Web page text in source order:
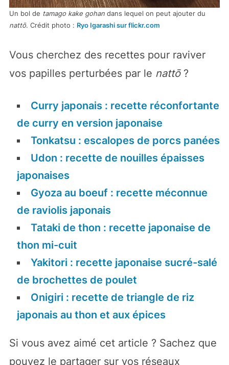
Un bol de tamago kake gohan dans lequel on peut ajouter du
nattō. Crédit photo : Ryo Igarashi sur flickr.com
Vous cherchez des recettes pour raviver
vos papilles perturbées par le nattō?
Curry japonais : recette réconfortante
de curry en version japonaise
Tonkatsu : escalopes de porcs panées
Udon : recette de nouilles épaisses
japonaises
Gyoza au boeuf : recette méconnue
de raviolis japonais
Tataki de thon : recette japonaise de
thon mi-cuit
Yakitori : recette japonaise sucré-salé
de brochettes de poulet
Onigiri : recette de triangle de riz
japonais au thon et aux épices
Si vous avez aimé cet article ? Sachez que
pouvez le partager sur vos réseaux
ruiner !
Recevezpour 0€
votre
japonais"
OUI JE VEUX ARRETER DE ME
RUINER
Grâce à ce pack vous